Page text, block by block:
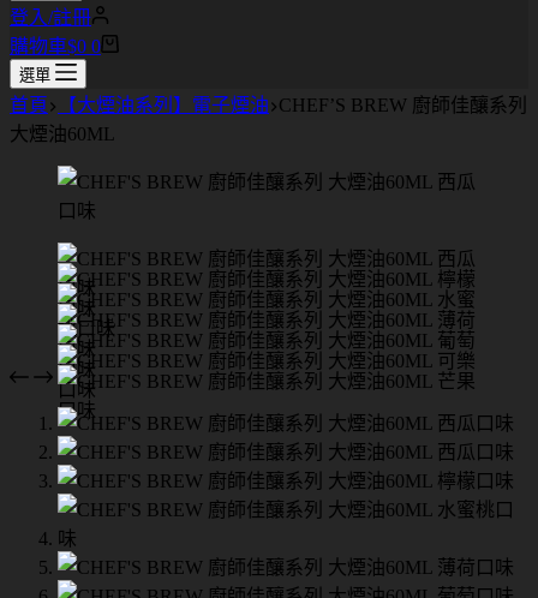
登入/註冊
購物車$0 0
選單
首頁 【大煙油系列】電子煙油 CHEF’S BREW 廚師佳釀系列
大煙油60ML